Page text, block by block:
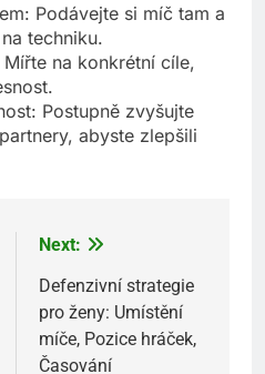
Podávejte si míč tam a
techniku.
na konkrétní cíle,
Postupně zvyšujte
abyste zlepšili
Next:
Defenzivní strategie
pro ženy: Umístění
míče, Pozice hráček,
Časování